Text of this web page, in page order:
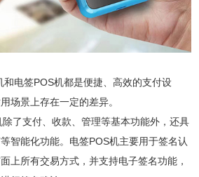
和电签POS机都是便捷、高效的支付设
场景上存在一定的差异。
了支付、收款、管理等基本功能外，还具
智能化功能。电签POS机主要用于签名认
上所有交易方式，并支持电子签名功能，